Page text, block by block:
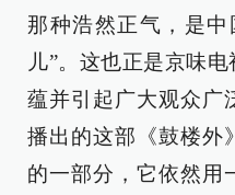
那种浩然正气，是
儿”。这也正是京味
蕴并引起广大观众广
播出的这部《鼓楼外
的一部分，它依然用